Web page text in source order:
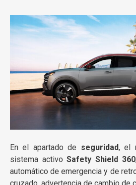
En el apartado de seguridad, el
sistema activoSafety Shield 360
automático de emergencia y de